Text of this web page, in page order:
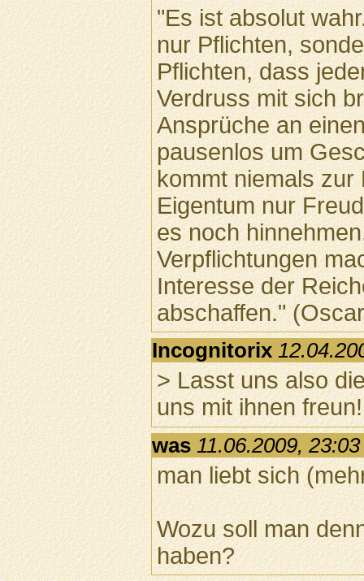
"Es ist absolut
nur Pflichten,
Pflichten, dass
Verdruss mit sich
Ansprüche an
pausenlos um
kommt niemals zur
Eigentum nur
es noch
Verpflichtungen
Interesse der
abschaffen."
Incognitorix
> Lasst uns also
uns mit ihnen freun!
was 11.06.2009,
man liebt sich
Wozu soll man
haben?